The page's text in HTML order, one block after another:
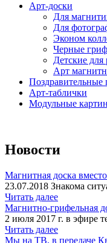
Арт-доски
Для
Для
Эконом
Черные
Детские для
Арт
Поздравительные
Арт-таблички
Модульные
Новости
Магнитная доска
23.07.2018 Знакома
Читать далее
Магнитно-грифельная
2 июля 2017 г. в эфире
Читать далее
Мы на ТВ, в передаче